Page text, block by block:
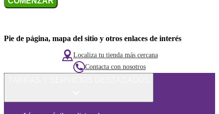
Pie de página, mapa del sitio y otros enlaces de interés
Localiza tu tienda más cercana
Contacta con nosotros